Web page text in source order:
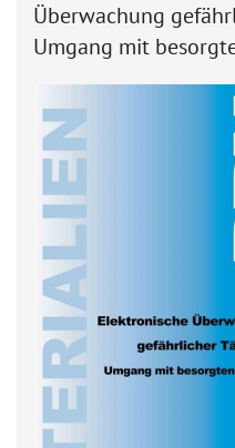
Überwachung
Umgang mit